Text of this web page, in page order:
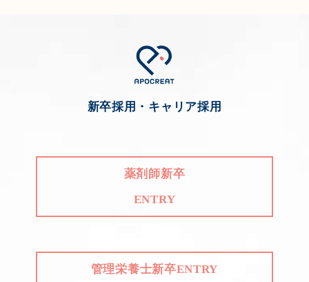
新卒採用・キャリア採用
薬剤師新卒
ENTRY
管理栄養士新卒ENTRY